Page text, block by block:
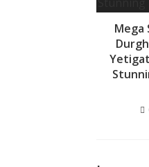
Mega